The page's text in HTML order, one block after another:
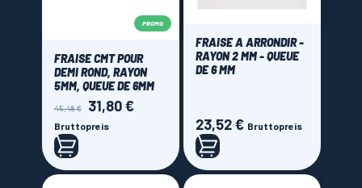
PROMO
FRAISE CMT POUR
DEMI ROND, RAYON
5MM, QUEUE DE 6MM
Verkaufspreis
45,48 € Preis
31,80 €
Bruttopreis
FRAISE A ARRONDIR -
RAYON 2 MM - QUEUE
DE 6 MM
Preis
23,52 € Bruttopreis